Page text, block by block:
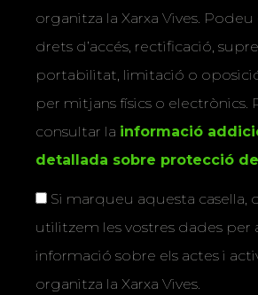
organitza la Xarxa Vives. Podeu
drets d’accés, rectificació,
portabilitat, limitació o
per mitjans físics o electrònics.
consultar la informació
detallada sobre protecció
Si marqueu aquesta casella,
utilitzem les vostres dades per
informació sobre els actes i
organitza la Xarxa Vives.